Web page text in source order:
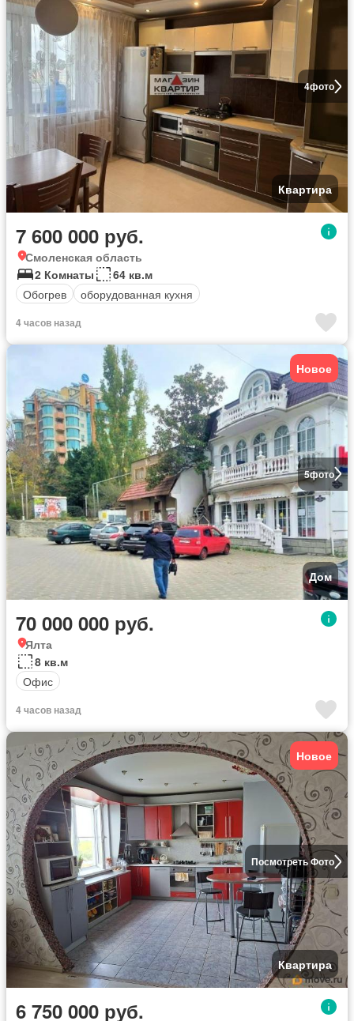
4фото
Квартира
7 600 000 руб.
Смоленская область
2 Комнаты
64 кв.м
Обогрев
оборудованная кухня
4 часов назад
5фото
Новое
Дом
70 000 000 руб.
Ялта
8 кв.м
Офис
4 часов назад
Посмотреть Фото
Новое
Квартира
6 750 000 руб.